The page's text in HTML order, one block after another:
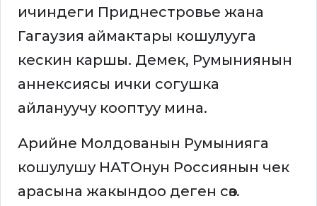
ичиндеги Приднестровье жана
Гагаузия аймактары кошулууга
кескин каршы. Демек, Румыниянын
аннексиясы ички согушка
айлануучу кооптуу мина.
Арийне Молдованын Румынияга
кошулушу НАТОнун Россиянын чек
арасына жакындоо деген сөз.